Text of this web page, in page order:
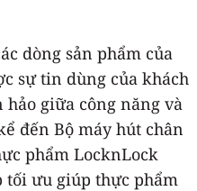
dòng sản phẩm của
sự tin dùng của khách
giữa công năng và
đến Bộ máy hút chân
phẩm LocknLock
tối ưu giúp thực phẩm